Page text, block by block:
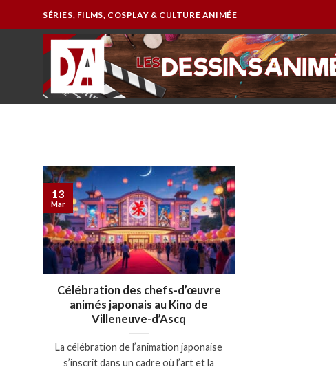
SÉRIES, FILMS, COSPLAY & CULTURE ANIMÉE
Célébration des chefs-d’œuvre
animés japonais au Kino de
Villeneuve-d’Ascq
La célébration de l’animation japonaise
s’inscrit dans un cadre où l’art et la
13
Mar